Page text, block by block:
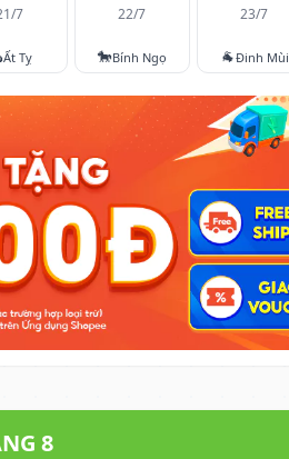
7
Ất Tỵ
22/7
🐎Bính Ngọ
23/7
🐐Đinh Mùi
8